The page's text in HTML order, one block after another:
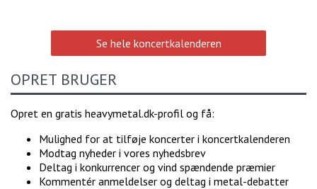
Se hele koncertkalenderen
OPRET BRUGER
Opret en gratis heavymetal.dk-profil og få:
Mulighed for at tilføje koncerter i koncertkalenderen
Modtag nyheder i vores nyhedsbrev
Deltag i konkurrencer og vind spændende præmier
Kommentér anmeldelser og deltag i metal-debatter